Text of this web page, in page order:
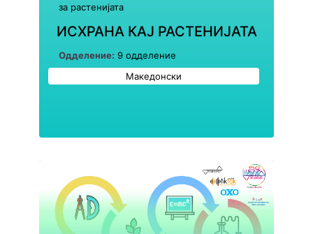
за растенијата
ИСХРАНА КАЈ РАСТЕНИЈАТА
Одделение: 9 одделение
Македонски